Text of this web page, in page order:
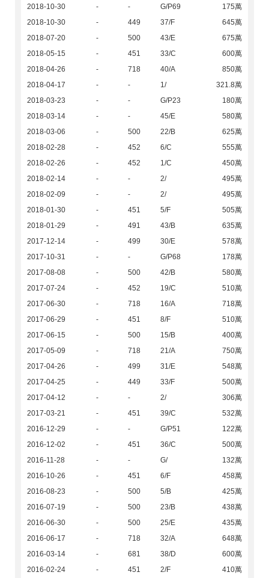
2018-10-30
- - G/P69
175萬
2018-10-30
- 449 37/F
645萬
2018-07-20
- 500 43/E
675萬
2018-05-15
- 451 33/C
600萬
2018-04-26
- 718 40/A
850萬
2018-04-17
- - 1/
321.8萬
2018-03-23
- - G/P23
180萬
2018-03-14
- - 45/E
580萬
2018-03-06
- 500 22/B
625萬
2018-02-28
- 452 6/C
555萬
2018-02-26
- 452 1/C
450萬
2018-02-14
- - 2/
495萬
2018-02-09
- - 2/
495萬
2018-01-30
- 451 5/F
505萬
2018-01-29
- 491 43/B
635萬
2017-12-14
- 499 30/E
578萬
2017-10-31
- - G/P68
178萬
2017-08-08
- 500 42/B
580萬
2017-07-24
- 452 19/C
510萬
2017-06-30
- 718 16/A
718萬
2017-06-29
- 451 8/F
510萬
2017-06-15
- 500 15/B
400萬
2017-05-09
- 718 21/A
750萬
2017-04-26
- 499 31/E
548萬
2017-04-25
- 449 33/F
500萬
2017-04-12
- - 2/
306萬
2017-03-21
- 451 39/C
532萬
2016-12-29
- - G/P51
122萬
2016-12-02
- 451 36/C
500萬
2016-11-28
- - G/
132萬
2016-10-26
- 451 6/F
458萬
2016-08-23
- 500 5/B
425萬
2016-07-19
- 500 23/B
438萬
2016-06-30
- 500 25/E
435萬
2016-06-17
- 718 32/A
648萬
2016-03-14
- 681 38/D
600萬
2016-02-24
- 451 2/F 410萬